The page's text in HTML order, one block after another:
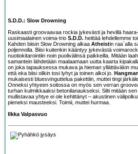
S.D.D.: Slow Drowning
Raskaasti groovaavaa rockia jykevästi ja hevillä
uusimaalainen voima-trio S.D.D. heittää lehdellemme
Kahden biisin Slow Drowning alkaa Atheistin raa´alla
poljennolla. Biisi kuitenkin kääntyy jykevästä
nuotiokitarointiin noin puolivälinsä paikkeilla. Mitään
samantein lähdetään maalaamaan uutta kaarta
on joka tapauksessa mukava ja hieman yllättäväkin
että eka biisi olikin tosi lyhyt ja toinen alkoi jo.
mukaisesti bluesvinguttelua pakettiin, muttei tingi
Onneksi yhtyeen soitossa on myös sen verran
turhan kulmikkaaksi betonilanaukseksi. Silti mitään
mullistavaa yhtye ei ole kehittänyt – akustinen
pieneksi mausteeksi. Toimii, muttei hurmaa.
Ilkka Valpasvuo